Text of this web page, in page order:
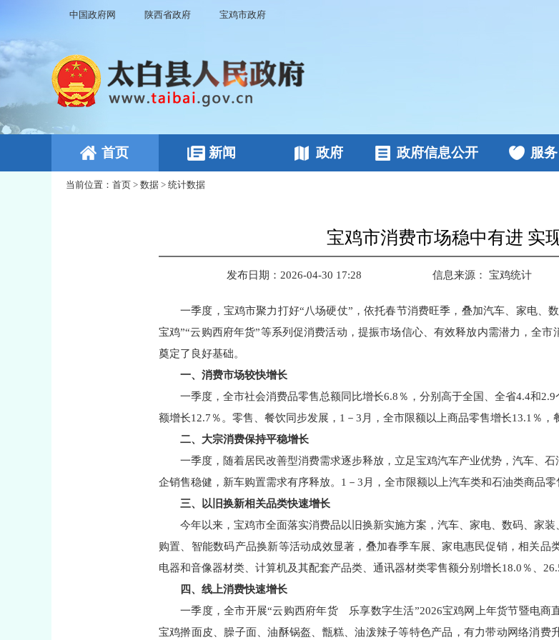
中国政府网 陕西省政府 宝鸡市政府
首页 新闻 政府 政府信息公开 服务
当前位置： 首页 > 数据 > 统计数据
宝鸡市消费市场稳中有进 实
发布日期：2026-04-30 17:28 信息来源： 宝鸡统计
一季度，宝鸡市聚力打好“八场硬仗”，依托春节消费旺季，叠加汽车、家电、
宝鸡”“云购西府年货”等系列促消费活动，提振市场信心、有效释放内需潜力，全
奠定了良好基础。
一、消费市场较快增长
一季度，全市社会消费品零售总额同比增长6.8％，分别高于全国、全省4.4和
额增长12.7％。零售、餐饮同步发展，1－3月，全市限额以上商品零售增长13.1％，
二、大宗消费保持平稳增长
一季度，随着居民改善型消费需求逐步释放，立足宝鸡汽车产业优势，汽车、
企销售稳健，新车购置需求有序释放。1－3月，全市限额以上汽车类和石油类商品零
三、以旧换新相关品类快速增长
今年以来，宝鸡市全面落实消费品以旧换新实施方案，汽车、家电、数码、家
购置、智能数码产品换新等活动成效显著，叠加春季车展、家电惠民促销，相关品
电器和音像器材类、计算机及其配套产品类、通讯器材类零售额分别增长18.0％、
四、线上消费快速增长
一季度，全市开展“云购西府年货 乐享数字生活”2026宝鸡网上年货节暨电商
宝鸡擀面皮、臊子面、油酥锅盔、甑糕、油泼辣子等特色产品，有力带动网络消费